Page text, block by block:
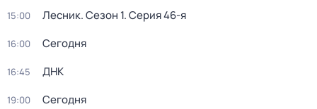
15:00 Лесник. Сезон 1. Серия 46-я
16:00 Сегодня
16:45 ДНК
19:00 Сегодня